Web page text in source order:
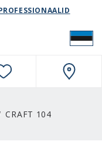
CRAFT 104